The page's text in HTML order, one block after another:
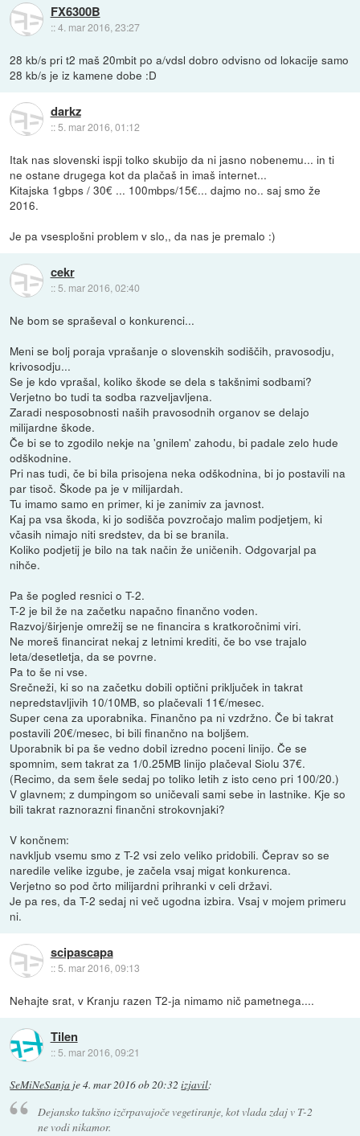
FX6300B
::4. mar 2016, 23:27
28 kb/s pri t2 maš 20mbit po a/vdsl dobro odvisno od lokacije samo
28 kb/s je iz kamene dobe :D
darkz
::5. mar 2016, 01:12
Itak nas slovenski ispji tolko skubijo da ni jasno nobenemu... in ti
ne ostane drugega kot da plačaš in imaš internet...
Kitajska 1gbps / 30€ ... 100mbps/15€... dajmo no.. saj smo že
2016.
Je pa vsesplošni problem v slo,, da nas je premalo :)
cekr
:: 5. mar 2016, 02:40
Ne bom se spraševal o konkurenci...
Meni se bolj poraja vprašanje o slovenskih sodiščih, pravosodju,
krivosodju...
Se je kdo vprašal, koliko škode se dela s takšnimi sodbami?
Verjetno bo tudi ta sodba razveljavljena.
Zaradi nesposobnosti naših pravosodnih organov se delajo
milijardne škode.
Če bi se to zgodilo nekje na 'gnilem' zahodu, bi padale zelo hude
odškodnine.
Pri nas tudi, če bi bila prisojena neka odškodnina, bi jo postavili na
par tisoč. Škode pa je v milijardah.
Tu imamo samo en primer, ki je zanimiv za javnost.
Kaj pa vsa škoda, ki jo sodišča povzročajo malim podjetjem, ki
včasih nimajo niti sredstev, da bi se branila.
Koliko podjetij je bilo na tak način že uničenih. Odgovarjal pa
nihče.
Pa še pogled resnici o T-2.
T-2 je bil že na začetku napačno finančno voden.
Razvoj/širjenje omrežij se ne financira s kratkoročnimi viri.
Ne moreš financirat nekaj z letnimi krediti, če bo vse trajalo
leta/desetletja, da se povrne.
Pa to še ni vse.
Srečneži, ki so na začetku dobili optični priključek in takrat
nepredstavljivih 10/10MB, so plačevali 11€/mesec.
Super cena za uporabnika. Finančno pa ni vzdržno. Če bi takrat
postavili 20€/mesec, bi bili finančno na boljšem.
Uporabnik bi pa še vedno dobil izredno poceni linijo. Če se
spomnim, sem takrat za 1/0.25MB linijo plačeval Siolu 37€.
(Recimo, da sem šele sedaj po toliko letih z isto ceno pri 100/20.)
V glavnem; z dumpingom so uničevali sami sebe in lastnike. Kje so
bili takrat raznorazni finančni strokovnjaki?
V končnem:
navkljub vsemu smo z T-2 vsi zelo veliko pridobili. Čeprav so se
naredile velike izgube, je začela vsaj migat konkurenca.
Verjetno so pod črto milijardni prihranki v celi državi.
Je pa res, da T-2 sedaj ni več ugodna izbira. Vsaj v mojem primeru
ni.
scipascapa
::5. mar 2016, 09:13
Nehajte srat, v Kranju razen T2-ja nimamo nič pametnega....
Tilen
:: 5. mar 2016, 09:21
SeMiNeSanja je4. mar 2016 ob 20:32 izjavil:
Dejansko takšno izčrpavajoče vegetiranje, kot vlada zdaj v T-2
ne vodi nikamor.